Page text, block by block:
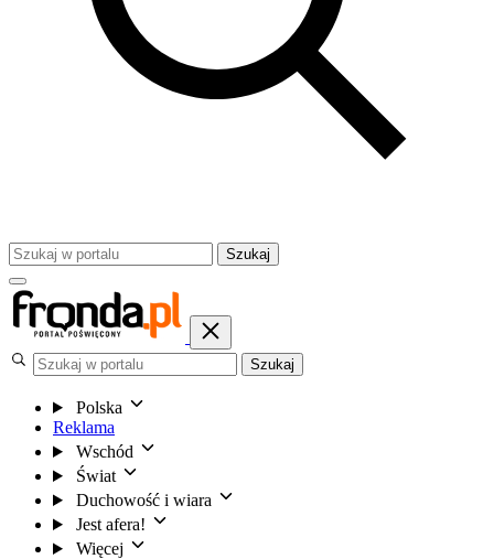
Szukaj
Szukaj
Polska
Reklama
Wschód
Świat
Duchowość i wiara
Jest afera!
Więcej